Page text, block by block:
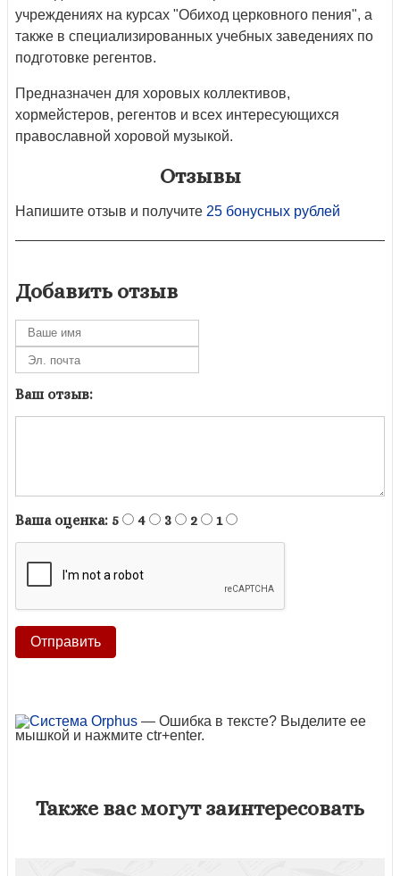
учреждениях на курсах "Обиход церковного пения", а
также в специализированных учебных заведениях по
подготовке регентов.
Предназначен для хоровых коллективов,
хормейстеров, регентов и всех интересующихся
православной хоровой музыкой.
Отзывы
Напишите отзыв и получите 25 бонусных рублей
Добавить отзыв
Ваш отзыв:
Ваша оценка: 5 4 3 2 1
— Ошибка в тексте? Выделите ее
мышкой и нажмите ctr+enter.
Также вас могут заинтересовать